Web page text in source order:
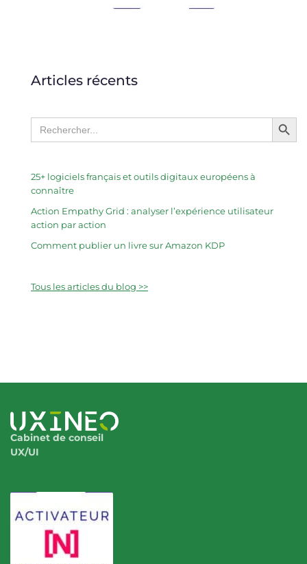
Articles récents
Search
for:
Search Button
25+ logiciels français et outils digitaux européens à
connaître
Action Empathy Grid : analyser l’expérience utilisateur
action par action
Comment publier un livre sur Amazon KDP
Tous les articles du blog >>
Cabinet de conseil
UX/UI